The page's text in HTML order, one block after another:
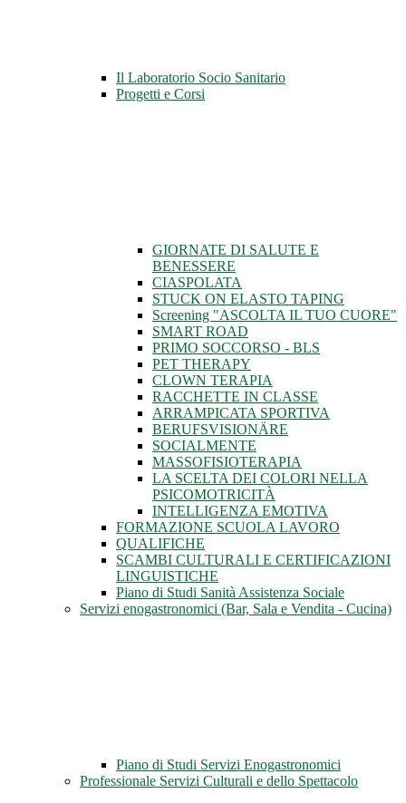
Il Laboratorio Socio Sanitario
Progetti e Corsi
GIORNATE DI SALUTE E
BENESSERE
CIASPOLATA
STUCK ON ELASTO TAPING
Screening "ASCOLTA IL TUO CUORE"
SMART ROAD
PRIMO SOCCORSO - BLS
PET THERAPY
CLOWN TERAPIA
RACCHETTE IN CLASSE
ARRAMPICATA SPORTIVA
BERUFSVISIONÄRE
SOCIALMENTE
MASSOFISIOTERAPIA
LA SCELTA DEI COLORI NELLA
PSICOMOTRICITÀ
INTELLIGENZA EMOTIVA
FORMAZIONE SCUOLA LAVORO
QUALIFICHE
SCAMBI CULTURALI E CERTIFICAZIONI
LINGUISTICHE
Piano di Studi Sanità Assistenza Sociale
Servizi enogastronomici (Bar, Sala e Vendita - Cucina)
Piano di Studi Servizi Enogastronomici
Professionale Servizi Culturali e dello Spettacolo